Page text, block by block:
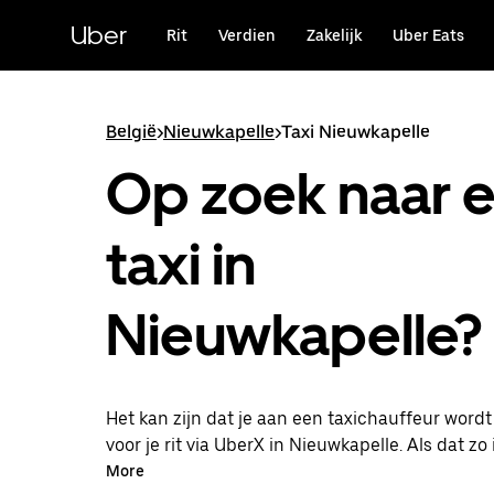
hoofdinhoudUber Rit Verdien Zakelijk Uber Eats
België>Nieuwkapelle>Taxi Nieuwkapelle
Op zoek naar
taxi in
Nieuwkapelle?
Het kan zijn dat je aan een taxichauffeur
voor je rit via UberX in Nieuwkapelle. Als dat zo
je van dezelfde 24/7 beschikbaarheid en
More